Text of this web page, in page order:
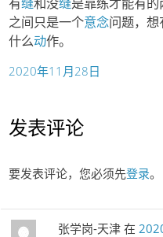
之间只是一个意念问题，
什么动作。
2020年11月28日
发表评论
要发表评论，您必须先登录。
张学岗-天津在